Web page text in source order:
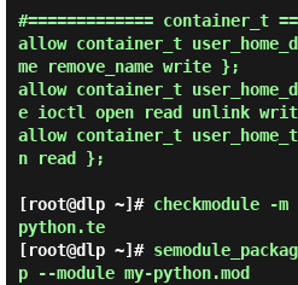
#============= container_t
allow container_t
me remove_name write };
allow container_t
e ioctl open read unlink
allow container_t
n read };
[root@dlp ~]# checkmodule -
python.te
[root@dlp ~]#
p --module my-python.mod